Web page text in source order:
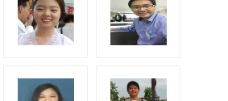
K.บีม K.ก้อง